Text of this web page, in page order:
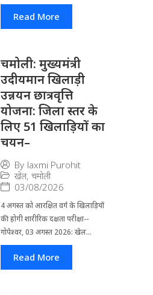
Read More
चमोली: मुख्यमंत्री
उदीयमान खिलाड़ी
उन्नयन छात्रवृत्ति
योजना: जिला स्तर के
लिए 51 खिलाड़ियों का
चयन–
By laxmi Purohit
खेल, चमोली
03/08/2026
4 अगस्त को आरक्षित वर्ग के खिलाड़ियों
की होगी शारीरिक दक्षता परीक्षा--
गोपेश्वर, 03 अगस्त 2026: खेल...
Read More